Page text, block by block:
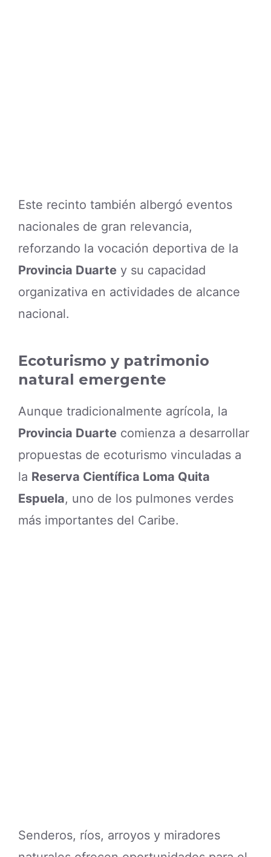
Este recinto también albergó eventos
nacionales de gran relevancia,
reforzando la vocación deportiva de la
Provincia Duarte y su capacidad
organizativa en actividades de alcance
nacional.
Ecoturismo y patrimonio
natural emergente
Aunque tradicionalmente agrícola, la
Provincia Duarte comienza a desarrollar
propuestas de ecoturismo vinculadas a
la Reserva Científica Loma Quita
Espuela, uno de los pulmones verdes
más importantes del Caribe.
Senderos, ríos, arroyos y miradores